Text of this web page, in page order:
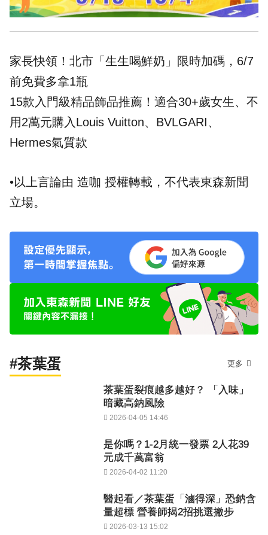
家長快領！北市「生生喝鮮奶」限時加碼，6/7
前免費多拿1瓶
15款入門級精品飾品推薦！適合30+歲女生、不
用2萬元購入Louis Vuitton、BVLGARI、
Hermes氣質款
•以上言論由 造咖 授權轉載，不代表東森新聞
立場。
#茶葉蛋 更多
茶葉蛋裂痕越多越好？ 「入味」
暗藏高鈉風險
2026-04-05 14:46
是你嗎？1-2月統一發票 2人花39
元成千萬富翁
2026-04-02 11:20
醫起看／茶葉蛋「滷得深」恐鈉含
量超標 營養師揭2招挑選撇步
2026-03-13 15:02